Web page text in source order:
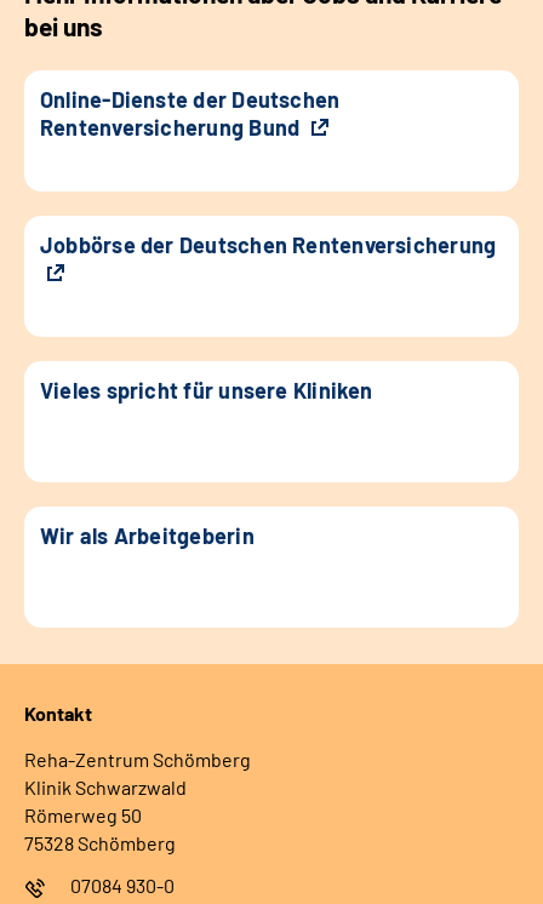
bei uns
Online-Dienste der Deutschen
Rentenversicherung Bund
Jobbörse der Deutschen Rentenversicherung
Vieles spricht für unsere Kliniken
Wir als Arbeitgeberin
Kontakt
Reha-Zentrum Schömberg
Klinik Schwarzwald
Römerweg 50
75328 Schömberg
07084 930-0